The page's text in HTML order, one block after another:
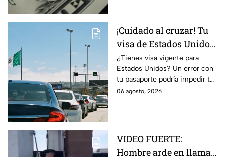
¡Cuidado al cruzar! Tu
visa de Estados Unidos
podría quedar
cancelada por este
error en el pasaporte
¿Tienes visa vigente para
Estados Unidos? Un error con
tu pasaporte podría impedir tu
entrada, incluso si el
06 agosto, 2026
VIDEO FUERTE:
Hombre arde en llamas